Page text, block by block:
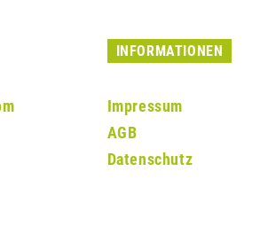
INFORMATIONEN
Impressum
AGB
Datenschutz